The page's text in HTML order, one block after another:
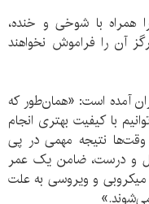
همراه با شوخی و خنده،
آن را فراموش نخواهند
آمده است: «همان‌طور که
با کیفیت بهتری انجام
نتیجه مهمی در پی
و درست، ضامن یک عمر
و ویروسی به علت